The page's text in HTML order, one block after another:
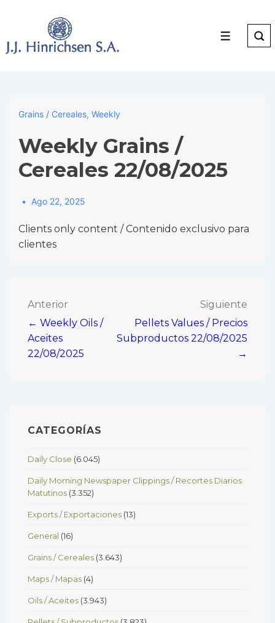
Main
Menu
Grains / Cereales, Weekly
Weekly Grains /
Cereales 22/08/2025
Ago 22, 2025
Clients only content / Contenido exclusivo para
clientes
Navegación
de
entradas
Anterior
← Weekly Oils /
Aceites
22/08/2025
Siguiente
Pellets Values / Precios
Subproductos 22/08/2025
→
CATEGORÍAS
Daily Close (6.045)
Daily Morning Newspaper Clippings / Recortes Diarios
Matutinos (3.352)
Exports / Exportaciones (13)
General (16)
Grains / Cereales (3.643)
Maps / Mapas (4)
Oils / Aceites (3.943)